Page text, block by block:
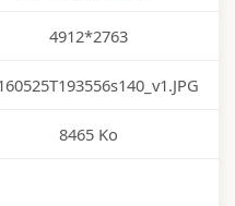
4912*2763
8465 Ko